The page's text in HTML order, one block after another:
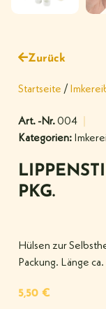
Zurück
Startseite /
Art. -Nr.004
Kategorien:
PKG.
Hülsen zur
Packung. Länge
5,50 €